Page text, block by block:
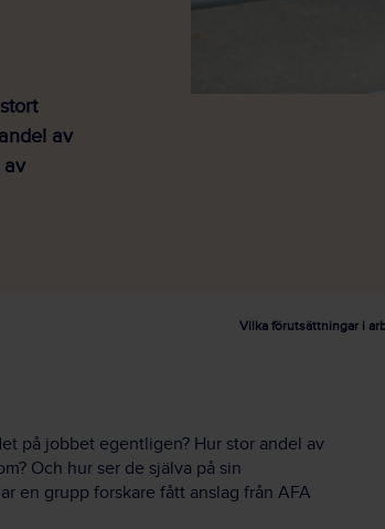
av
av
Vilka förutsättningar i
på jobbet egentligen? Hur stor andel av
Och hur ser de själva på sin
en grupp forskare fått anslag från AFA